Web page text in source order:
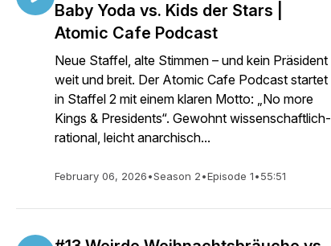
Baby Yoda vs. Kids der Stars |
Atomic Cafe Podcast
Neue Staffel, alte Stimmen – und kein Präsident
weit und breit. Der Atomic Cafe Podcast startet
in Staffel 2 mit einem klaren Motto: „No more
Kings & Presidents“. Gewohnt wissenschaftlich-
rational, leicht anarchisch...
February 06, 2026•Season 2•Episode 1•55:51